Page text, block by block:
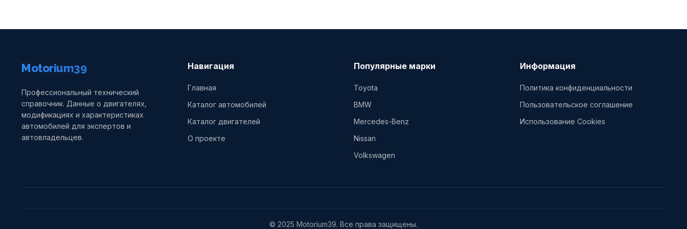
Motorium39
Профессиональный технический
справочник. Данные о двигателях,
модификациях и характеристиках
автомобилей для экспертов и
автовладельцев.
Навигация
Главная
Каталог автомобилей
Каталог двигателей
О проекте
Популярные марки
Toyota
BMW
Mercedes-Benz
Nissan
Volkswagen
Информация
Политика конфиденциальности
Пользовательское соглашение
Использование Cookies
© 2025 Motorium39. Все права защищены.